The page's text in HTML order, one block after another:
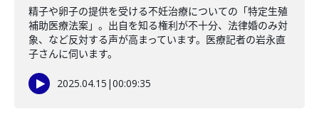
精子や卵子の提供を受ける不妊治療についての「特定生殖
補助医療法案」。出自を知る権利が不十分、法律婚のみ対
象、など反対する声が高まっています。医療記者の岩永直
子さんに伺います。
2025.04.15 |00:09:35